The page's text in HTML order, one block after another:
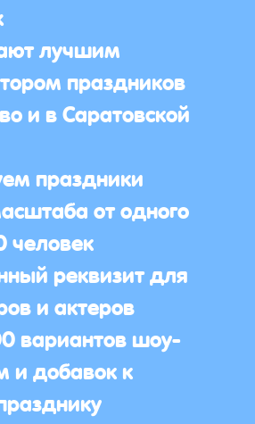
лучшим
праздников
и в Саратовской
праздники
от одного
реквизит для
и актеров
вариантов шоу-
и добавок к